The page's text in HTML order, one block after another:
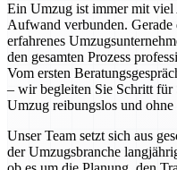
Ein Umzug ist immer mit viel
Aufwand verbunden. Gerade
erfahrenes
den gesamten Prozess
Vom ersten
– wir begleiten Sie Schritt für
Umzug reibungslos und ohne
Unser Team setzt sich aus
der Umzugsbranche